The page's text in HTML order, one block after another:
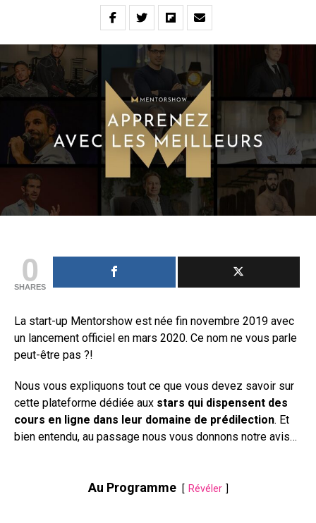
0
SHARES
La start-up Mentorshow est née fin novembre 2019 avec
un lancement officiel en mars 2020. Ce nom ne vous parle
peut-être pas ?!
Nous vous expliquons tout ce que vous devez savoir sur
cette plateforme dédiée aux stars qui dispensent des
cours en ligne dans leur domaine de prédilection. Et
bien entendu, au passage nous vous donnons notre avis…
Au Programme Révéler